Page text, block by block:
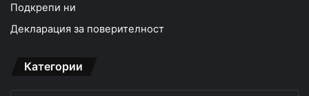
Подкрепи ни
Декларация за поверителност
Категории